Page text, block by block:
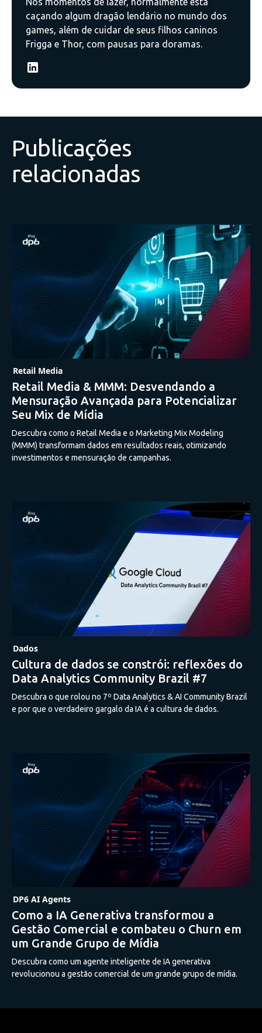
caçando algum dragão lendário no mundo dos
games, além de cuidar de seus filhos caninos
Frigga e Thor, com pausas para doramas.
Publicações
relacionadas
Retail Media
Retail Media & MMM: Desvendando a
Mensuração Avançada para Potencializar
Seu Mix de Mídia
Descubra como o Retail Media e o Marketing Mix Modeling
(MMM) transformam dados em resultados reais, otimizando
investimentos e mensuração de campanhas.
Dados
Cultura de dados se constrói: reflexões do
Data Analytics Community Brazil #7
Descubra o que rolou no 7º Data Analytics & AI Community Brazil
e por que o verdadeiro gargalo da IA é a cultura de dados.
DP6 AI Agents
Como a IA Generativa transformou a
Gestão Comercial e combateu o Churn em
um Grande Grupo de Mídia
Descubra como um agente inteligente de IA generativa
revolucionou a gestão comercial de um grande grupo de mídia.